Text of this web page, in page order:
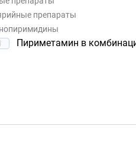
препараты
Пириметамин в